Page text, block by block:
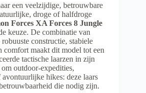
een veelzijdige, betrouwbare
droge of halfdroge
Forces XA Forces 8 Jungle
keuze. De combinatie van
constructie, stabiele
comfort maakt dit model tot een
tactische laarzen in zijn
outdoor-expedities,
hikes: deze laars
die nodig zijn.